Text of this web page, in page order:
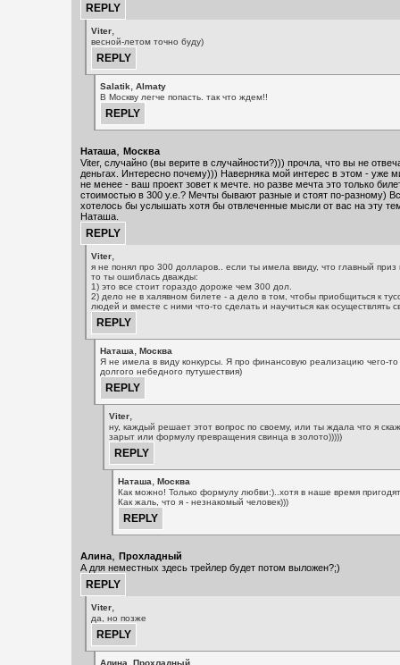
Viter,
весной-летом точно буду)
Salatik, Almaty
В Москву легче попасть. так что ждем!!
Наташа, Москва
Viter, случайно (вы верите в случайности?))) прочла, что вы не
деньгах. Интересно почему))) Наверняка мой интерес в этом - уже
не менее - ваш проект зовет к мечте. но разве мечта это только
стоимостью в 300 у.е.? Мечты бывают разные и стоят по-разному)
хотелось бы услышать хотя бы отвлеченные мысли от вас на эту
Наташа.
Viter,
я не понял про 300 долларов.. если ты имела ввиду, что главный приз
то ты ошиблась дважды:
1) это все стоит гораздо дороже чем 300 дол.
2) дело не в халявном билете - а дело в том, чтобы приобщиться к
людей и вместе с ними что-то сделать и научиться как осуществлять
Наташа, Москва
Я не имела в виду конкурсы. Я про финансовую реализацию чего-то
долгого небедного путушествия)
Viter,
ну, каждый решает этот вопрос по своему, или ты ждала что я
зарыт или формулу превращения свинца в золото)))))
Наташа, Москва
Как можно! Только формулу любви:)..хотя в наше время
Как жаль, что я - незнакомый человек)))
Алина, Прохладный
А для неместных здесь трейлер будет потом выложен?;)
Viter,
да, но позже
Алина Прохладный